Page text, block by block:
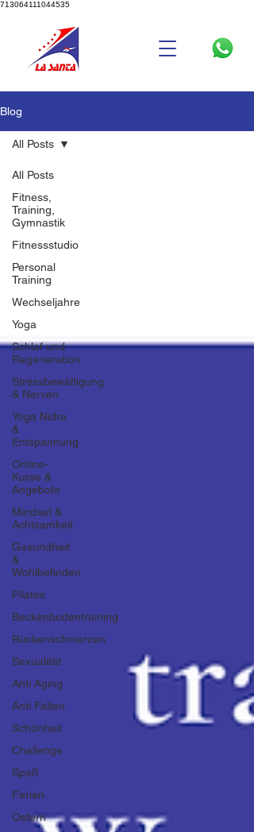
713064111044535
Blog
All Posts
Fitness,
Training,
Gymnastik
Fitnessstudio
Personal
Training
Wechseljahre
Yoga
Schlaf und
Regeneration
Stressbewältigung
& Nerven
Yoga Nidra
&
Entspannung
Online-
Kurse &
Angebote
Mindset &
Achtsamkeit
Gesundheit
&
Wohlbefinden
Pilates
Beckenbodentraining
Rückenschmerzen
Sexualität
Anti Aging
Anti Falten
Schönheit
Challenge
Spaß
Ferien
Ostern
All Posts